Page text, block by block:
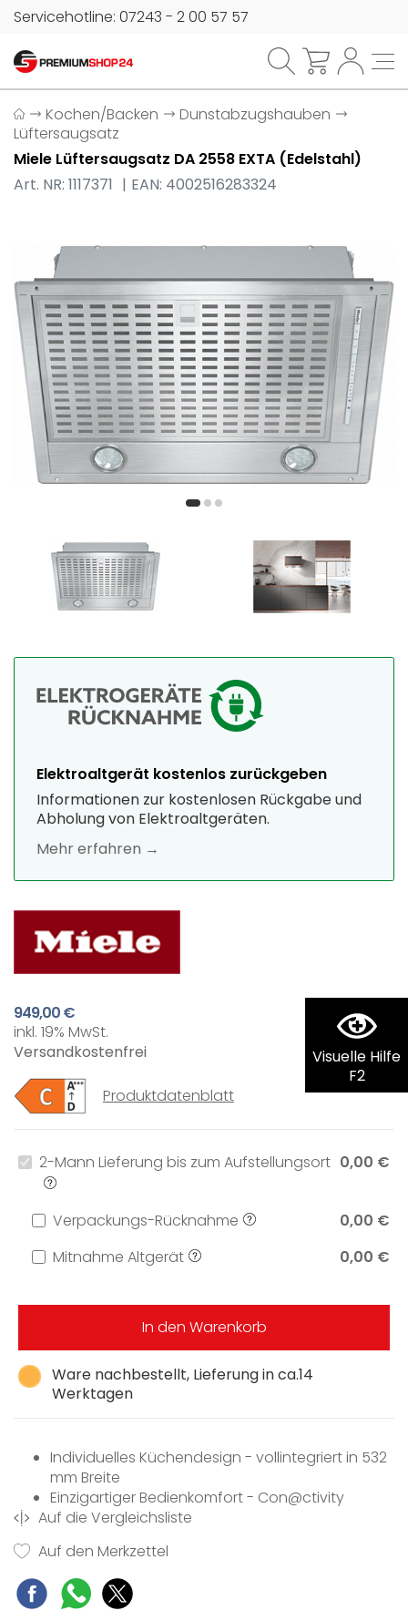
Visuelle Hilfe
F2
Servicehotline: 07243 - 2 00 57 57
Kochen/Backen
Dunstabzugshauben
Lüftersaugsatz
Miele Lüftersaugsatz DA 2558 EXTA (Edelstahl)
Art. NR: 1117371
EAN: 4002516283324
Elektroaltgerät kostenlos zurückgeben
Informationen zur kostenlosen Rückgabe und
Abholung von Elektroaltgeräten.
Mehr erfahren →
949,00 €
inkl. 19% MwSt.
Versandkostenfrei
Produktdatenblatt
Ware nachbestellt, Lieferung in ca.14
Werktagen
2-Mann Lieferung bis zum Aufstellungsort 0,00 €
Verpackungs-Rücknahme
0,00 €
Mitnahme Altgerät
0,00 €
In den Warenkorb
Individuelles Küchendesign - vollintegriert in 532
mm Breite
Einzigartiger Bedienkomfort - Con@ctivity
Energieeffizient und gleichmäßige Ausleuchtung
Effiziente Filterung - 10-lagiger Edelstahl-
Metallfettfilter
Sicher und leicht zu reinigen - Miele CleanCover
Auf die Vergleichsliste
Auf den Merkzettel